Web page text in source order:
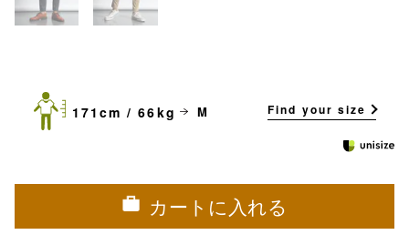
171cm / 66kg M Find your size
カートに入れる